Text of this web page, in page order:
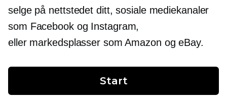
selge på nettstedet ditt, sosiale mediekanaler
som Facebook og Instagram,
eller markedsplasser som Amazon og eBay.
Start